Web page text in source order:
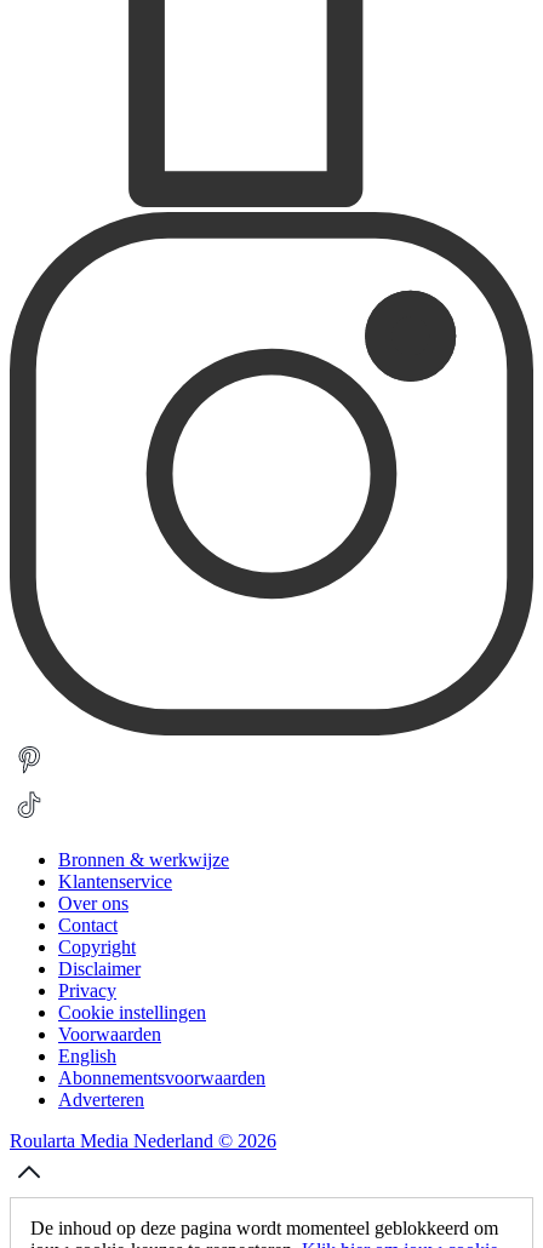
Bronnen & werkwijze
Klantenservice
Over ons
Contact
Copyright
Disclaimer
Privacy
Cookie instellingen
Voorwaarden
English
Abonnementsvoorwaarden
Adverteren
Roularta Media Nederland © 2026
De inhoud op deze pagina wordt momenteel geblokkeerd om